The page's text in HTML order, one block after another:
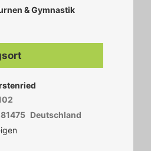
& Gymnastik
81475 Deutschland